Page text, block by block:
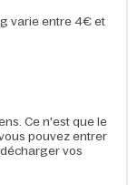
varie entre 4€ et
Ce n'est que le
pouvez entrer
vos